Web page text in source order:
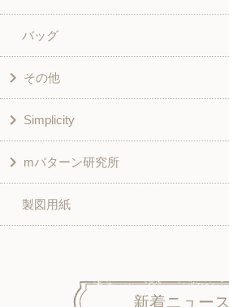
スカート・パンツ
和風衣類
入園入学グッズ
その他
シャツ・ブラウス
チュニック
ワンピース
ベスト・ジャケット・コート
スカート
ニット地専用
バッグ
その他
学校家庭科教材用
その他
Simplicity
こども＆ベビー
ボトムス
ワンピース＆スーツ
mパターン研究所
子供服
ワンピース
製図用紙
新着ニュース